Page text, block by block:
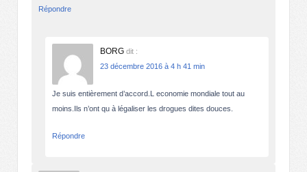
Répondre
BORG dit :
23 décembre 2016 à 4 h 41 min
Je suis entièrement d’accord.L economie mondiale tout au
moins.Ils n’ont qu à légaliser les drogues dites douces.
Répondre